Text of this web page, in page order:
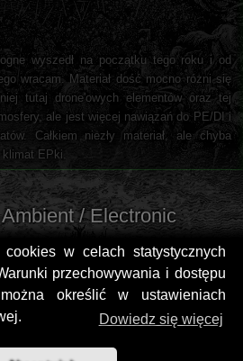
w celach statystycznych
przechowywania i dostępu
określić w ustawieniach
Dowiedz się więcej
wyszedł na początku tego roku i od
wracam. Materiał dość mocno różni się
tutaj drone'owych elementów oraz tej
ale jest więcej nawiązań do PE/DI i
Całkiem niezły materiał, ale chyba
EPki.
/ Electronic